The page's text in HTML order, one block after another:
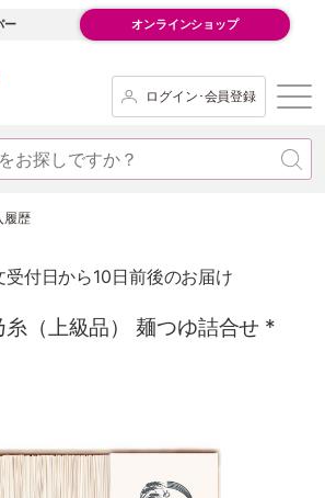
ー オンラインショップ
ログイン･会員登録
履歴
付日から10日前後のお届け
（上級品） 麺つゆ詰合せ *